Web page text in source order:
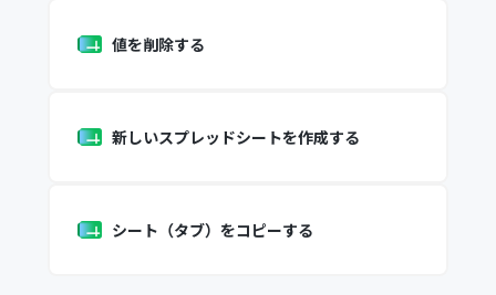
値を削除する
新しいスプレッドシートを作成する
シート（タブ）をコピーする